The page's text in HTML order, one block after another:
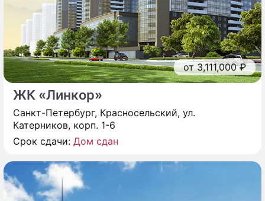
от 3,111,000 ₽
ЖК «Линкор»
Санкт-Петербург, Красносельский, ул.
Катерников, корп. 1-6
Срок сдачи: Дом сдан